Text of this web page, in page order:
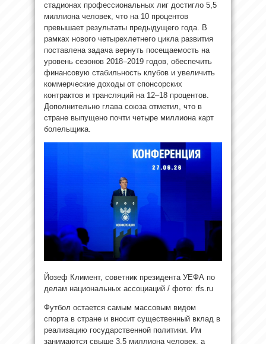
стадионах профессиональных лиг достигло 5,5
миллиона человек, что на 10 процентов
превышает результаты предыдущего года. В
рамках нового четырехлетнего цикла развития
поставлена задача вернуть посещаемость на
уровень сезонов 2018–2019 годов, обеспечить
финансовую стабильность клубов и увеличить
коммерческие доходы от спонсорских
контрактов и трансляций на 12–18 процентов.
Дополнительно глава союза отметил, что в
стране выпущено почти четыре миллиона карт
болельщика.
Йозеф Климент, советник президента УЕФА по
делам национальных ассоциаций / фото: rfs.ru
Футбол остается самым массовым видом
спорта в стране и вносит существенный вклад в
реализацию государственной политики. Им
занимаются свыше 3,5 миллиона человек, а